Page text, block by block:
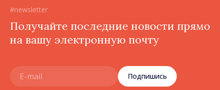
#newsletter
Получайте последние новости прямо
на вашу электронную почту
Подпишись